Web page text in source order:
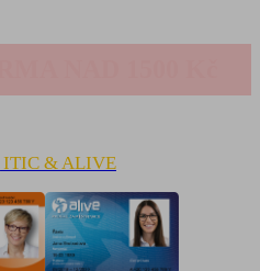
ITIC & ALIVE